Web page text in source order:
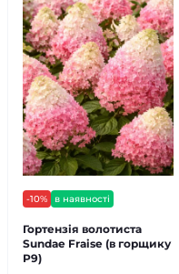
-10% в наявності
Гортензія волотиста
Sundae Fraise (в горщику
Р9)